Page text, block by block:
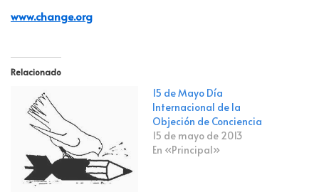
www.change.org
Relacionado
15 de Mayo Día
Internacional de la
Objeción de Conciencia
15 de mayo de 2013
En «Principal»